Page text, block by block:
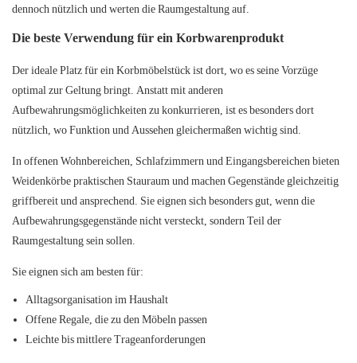
dennoch nützlich und werten die Raumgestaltung auf.
Die beste Verwendung für ein Korbwarenprodukt
Der ideale Platz für ein Korbmöbelstück ist dort, wo es seine Vorzüge
optimal zur Geltung bringt. Anstatt mit anderen
Aufbewahrungsmöglichkeiten zu konkurrieren, ist es besonders dort
nützlich, wo Funktion und Aussehen gleichermaßen wichtig sind.
In offenen Wohnbereichen, Schlafzimmern und Eingangsbereichen bieten
Weidenkörbe praktischen Stauraum und machen Gegenstände gleichzeitig
griffbereit und ansprechend. Sie eignen sich besonders gut, wenn die
Aufbewahrungsgegenstände nicht versteckt, sondern Teil der
Raumgestaltung sein sollen.
Sie eignen sich am besten für:
Alltagsorganisation im Haushalt
Offene Regale, die zu den Möbeln passen
Leichte bis mittlere Trageanforderungen